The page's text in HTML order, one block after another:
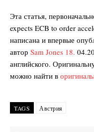
Эта статья,
expects ECB to order
написана и впервые
автор Sam Jones 18.
английского.
можно найти в
TAGS Австрия